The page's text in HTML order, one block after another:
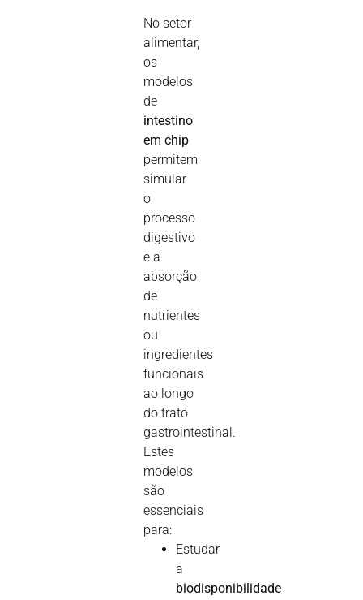
No setor
alimentar,
os
modelos
de
intestino
em chip
permitem
simular
o
processo
digestivo
e a
absorção
de
nutrientes
ou
ingredientes
funcionais
ao longo
do trato
gastrointestinal.
Estes
modelos
são
essenciais
para:
Estudar
a
biodisponibilidade